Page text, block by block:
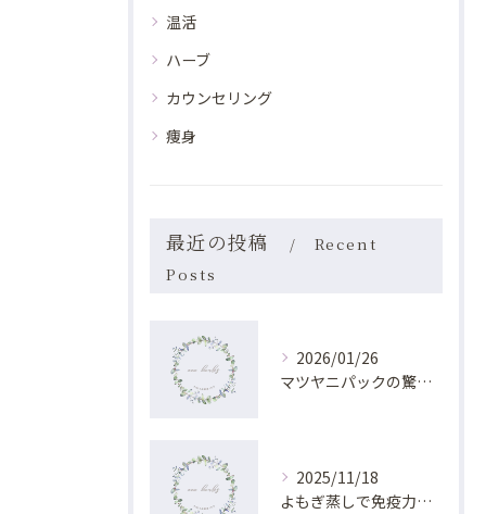
温活
ハーブ
カウンセリング
痩身
最近の投稿
Recent
Posts
2026/01/26
マツヤニパックの驚くべき肌再生効果
2025/11/18
よもぎ蒸しで免疫力を高める効果解説